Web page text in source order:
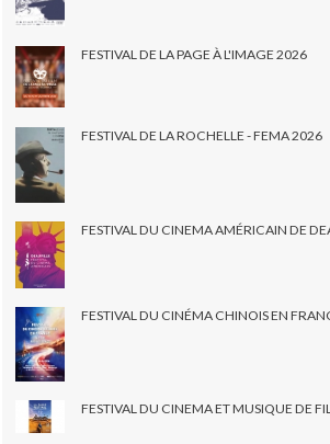
FESTIVAL DE LA PAGE À L'IMAGE 2026
FESTIVAL DE LA ROCHELLE - FEMA 2026
FESTIVAL DU CINEMA AMÉRICAIN DE
FESTIVAL DU CINÉMA CHINOIS EN
FESTIVAL DU CINEMA ET MUSIQUE DE